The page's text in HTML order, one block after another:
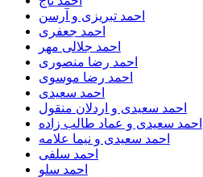
احمد تبریزی و آرسن
احمد جعفری
احمد جلالی مهر
احمد رضا منصوری
احمد رضا موسوی
احمد سعیدی
احمد سعیدی و اردلان منقول
احمد سعیدی و عماد طالب زاده
احمد سعیدی و نیما علامه
احمد سلفی
احمد سلو